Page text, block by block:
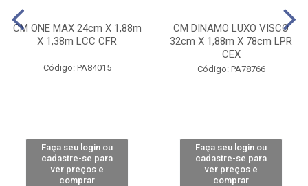
CM ONE MAX 24cm X 1,88m
X 1,38m LCC CFR
Código: PA84015
Faça seu login ou
cadastre-se para
ver preços e
comprar
CM DINAMO LUXO VISCO
32cm X 1,88m X 78cm LPR
CEX
Código: PA78766
Faça seu login ou
cadastre-se para
ver preços e
comprar